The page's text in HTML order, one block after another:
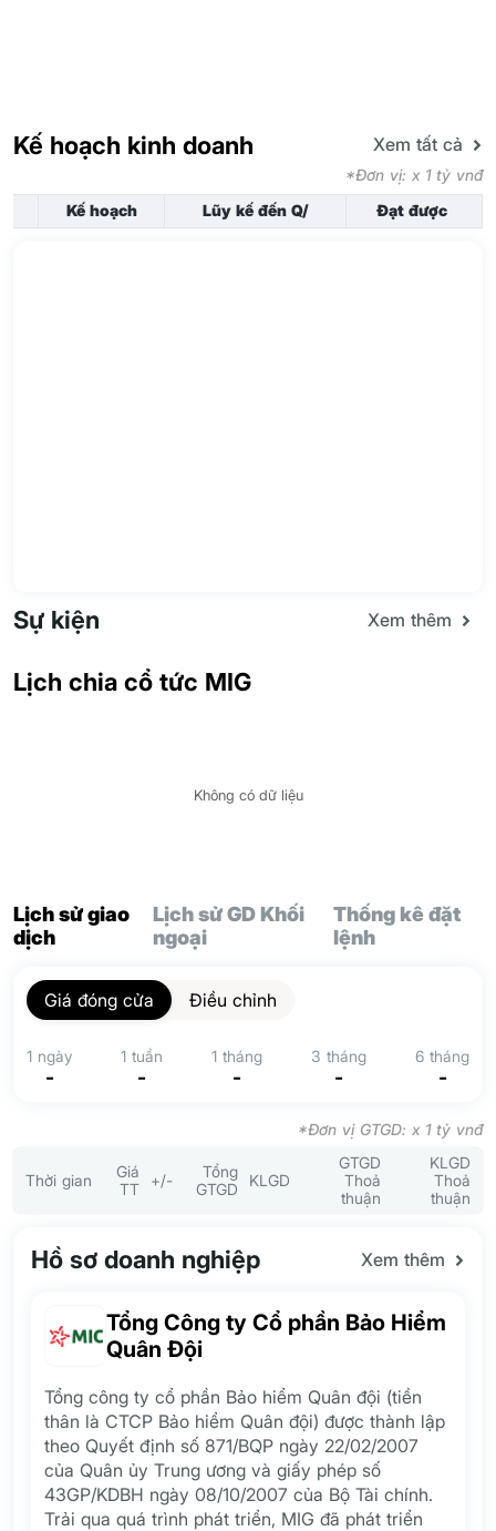
Kế hoạch kinh doanh Xem tất cả
*Đơn vị: x 1 tỷ vnđ
Kế hoạch
Lũy kế đến Q/ Đạt được
Sự kiện Xem thêm
Lịch chia cổ tức MIG
Không có dữ liệu
Lịch sử giao
dịch
Lịch sử GD Khối
ngoại
Thống kê đặt
lệnh
Giá đóng cửa Điều chỉnh
1 ngày
-
1 tuần
-
1 tháng
-
3 tháng
-
6 tháng
-
*Đơn vị GTGD: x 1 tỷ vnđ
Thời gian
Giá
TT
+/-
Tổng
GTGD
KLGD
GTGD
Thoả
thuận
KLGD
Thoả
thuận
Hồ sơ doanh nghiệp Xem thêm
Tổng Công ty Cổ phần Bảo Hiểm
Quân Đội
Tổng công ty cổ phần Bảo hiểm Quân đội (tiền
thân là CTCP Bảo hiểm Quân đội) được thành lập
theo Quyết định số 871/BQP ngày 22/02/2007
của Quân ủy Trung ương và giấy phép số
43GP/KDBH ngày 08/10/2007 của Bộ Tài chính.
Trải qua quá trình phát triển, MIG đã phát triển